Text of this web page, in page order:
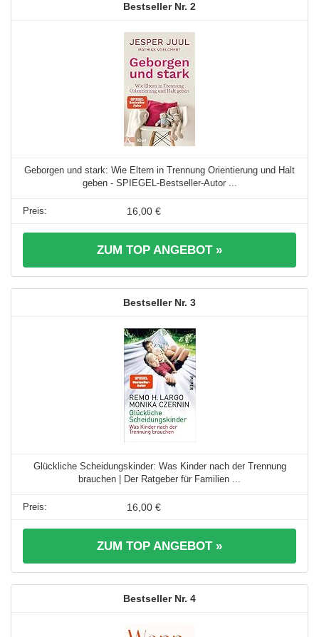
2
Geborgen und stark: Wie Eltern in Trennung Orientierung und Halt
geben - SPIEGEL-Bestseller-Autor ...
16,00 €
ZUM TOP ANGEBOT »
3
Glückliche Scheidungskinder: Was Kinder nach der Trennung
brauchen | Der Ratgeber für Familien ...
16,00 €
ZUM TOP ANGEBOT »
4